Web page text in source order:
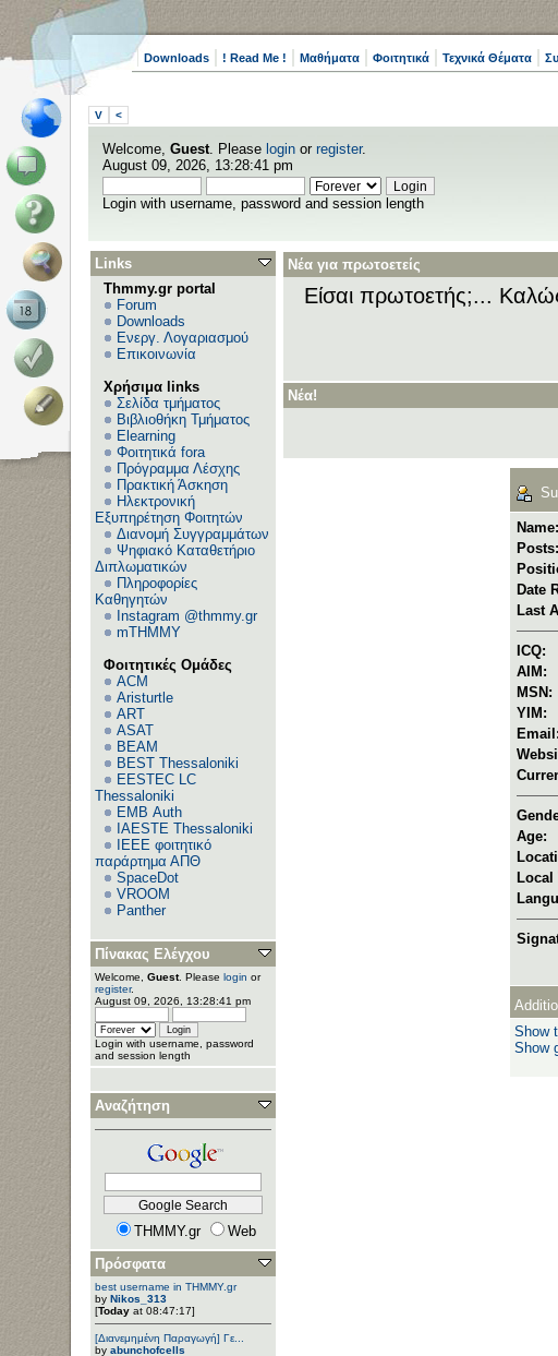
Downloads ! Read Me ! Μαθήματα Φοιτητικά Τεχνικά Θέματα
V <
Welcome, Guest. Please login or register.
August 09, 2026, 13:28:41 pm
Login with username, password and session length
Links
Thmmy.gr portal
Forum
Downloads
Ενεργ. Λογαριασμού
Επικοινωνία
Χρήσιμα links
Σελίδα τμήματος
Βιβλιοθήκη Τμήματος
Elearning
Φοιτητικά fora
Πρόγραμμα Λέσχης
Πρακτική Άσκηση
Ηλεκτρονική
Εξυπηρέτηση Φοιτητών
Διανομή Συγγραμμάτων
Ψηφιακό Καταθετήριο
Διπλωματικών
Πληροφορίες
Καθηγητών
Instagram @thmmy.gr
mTHMMY
Φοιτητικές Ομάδες
ACM
Aristurtle
ART
ASAT
BEAM
BEST Thessaloniki
EESTEC LC
Thessaloniki
EΜΒ Auth
IAESTE Thessaloniki
IEEE φοιτητικό
παράρτημα ΑΠΘ
SpaceDot
VROOM
Panther
Πίνακας Ελέγχου
Welcome, Guest. Please login or
register.
August 09, 2026, 13:28:41 pm
Login with username, password
and session length
Αναζήτηση
THMMY.gr
Web
Πρόσφατα
best username in THMMY.gr
by Nikos_313
[Today at 08:47:17]
[Διανεμημένη Παραγωγή] Γε...
by abunchofcells
Νέα για πρωτοετείς
Είσαι πρωτοετής;...
Νέα!
Name:
Posts:
Date
Last
ICQ:
AIM:
MSN:
YIM:
Email:
Age:
Local
Show
Show